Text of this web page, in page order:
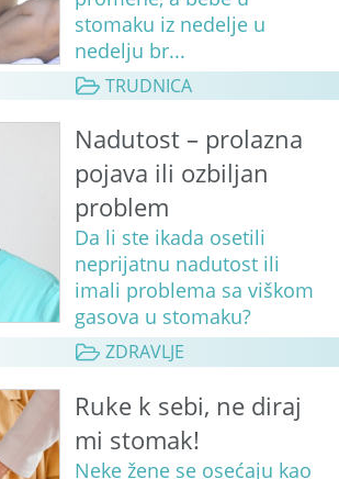
stomaku iz nedelje u
nedelju br...
TRUDNICA
Nadutost – prolazna
pojava ili ozbiljan
problem
Da li ste ikada osetili
neprijatnu nadutost ili
imali problema sa viškom
gasova u stomaku?
ZDRAVLJE
Ruke k sebi, ne diraj
mi stomak!
Neke žene se osećaju kao